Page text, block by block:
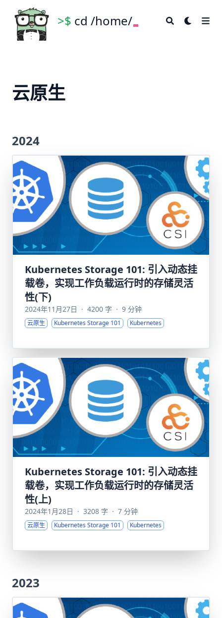
Cloud Native 101
>$ cd /home/
云原生
2024
Kubernetes Storage 101: 引入动态挂
载卷，实现工作负载运行时的存储灵活
性(下)
2024年11月27日 · 4200 字 · 9 分钟
云原生 Kubernetes Storage 101 Kubernetes
Kubernetes Storage 101: 引入动态挂
载卷，实现工作负载运行时的存储灵活
性(上)
2024年1月28日 · 3208 字 · 7 分钟
云原生 Kubernetes Storage 101 Kubernetes
2023